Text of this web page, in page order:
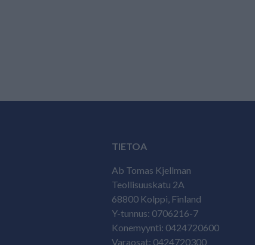
TIETOA
Ab Tomas Kjellman
Teollisuuskatu 2A
68800 Kolppi, Finland
Y-tunnus: 0706216-7
Konemyynti: 0424720600
Varaosat: 0424720300